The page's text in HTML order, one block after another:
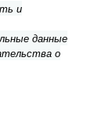
и
данные
о